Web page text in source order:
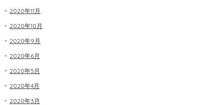
2020年11月
2020年10月
2020年9月
2020年6月
2020年5月
2020年4月
2020年3月